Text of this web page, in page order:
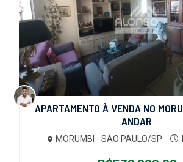
APARTAMENTO À VENDA NO
ANDAR
MORUMBI - SÃO PAULO/SP